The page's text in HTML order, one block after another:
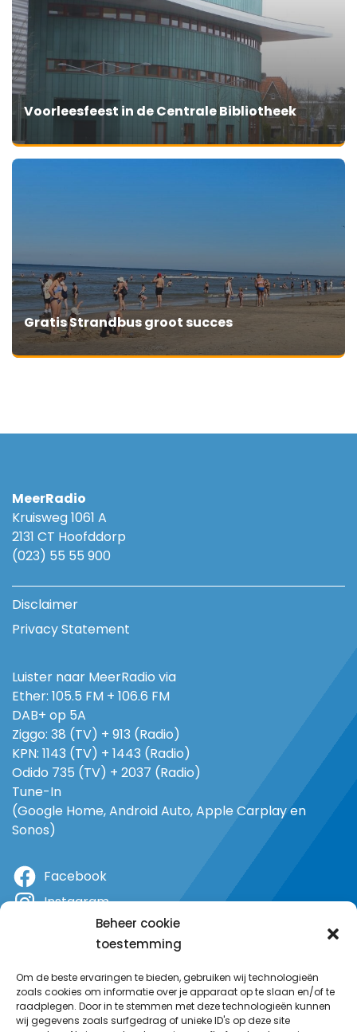
Beheer cookie
toestemming
Om de beste ervaringen te bieden, gebruiken wij technologieën
zoals cookies om informatie over je apparaat op te slaan en/of te
raadplegen. Door in te stemmen met deze technologieën kunnen
wij gegevens zoals surfgedrag of unieke ID's op deze site
Voorleesfeest in de Centrale Bibliotheek
Gratis Strandbus groot succes
MeerRadio
Kruisweg 1061 A
2131 CT Hoofddorp
(023) 55 55 900
Disclaimer
Privacy Statement
Luister naar MeerRadio via
Ether: 105.5 FM + 106.6 FM
DAB+ op 5A
Ziggo: 38 (TV) + 913 (Radio)
KPN: 1143 (TV) + 1443 (Radio)
Odido 735 (TV) + 2037 (Radio)
Tune-In
(Google Home, Android Auto, Apple Carplay en
Sonos)
Facebook
Instagram
YouTube